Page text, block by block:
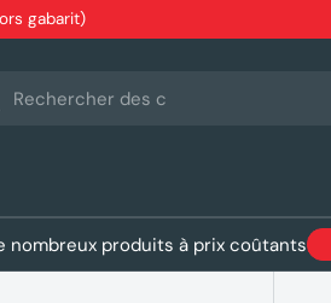
gabarit)
nombreux produits à prix coûtants